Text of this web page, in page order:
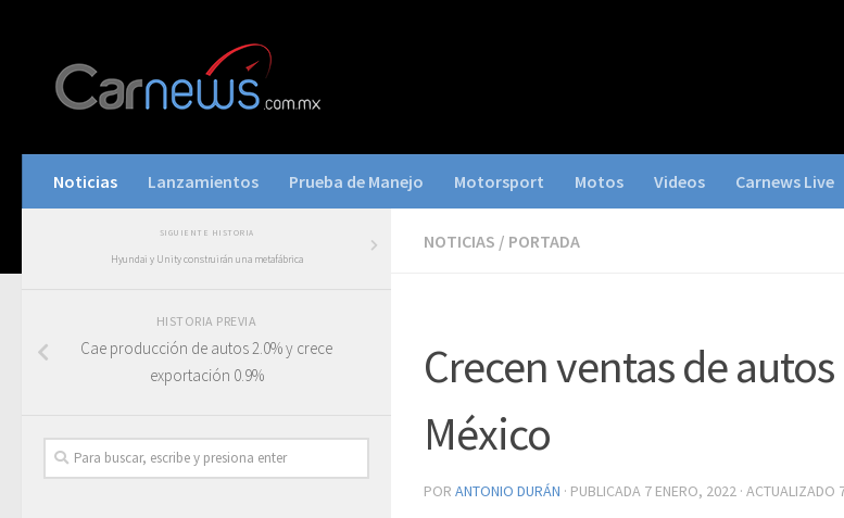
Noticias Lanzamientos Prueba de Manejo Motorsport Motos Videos Carnews Live
NOTICIAS / PORTADA
Crecen ventas de
México
POR ANTONIO DURÁN · PUBLICADA 7 ENERO, 2022 · ACTUALIZADO
SIGUIENTE HISTORIA
Hyundai y Unity construirán una metafábrica
HISTORIA PREVIA
Cae producción de autos 2.0% y crece
exportación 0.9%